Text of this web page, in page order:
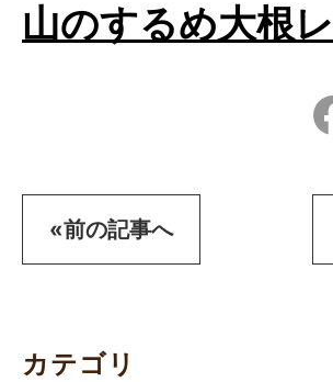
山のするめ大根
«前の記事へ
カテゴリ